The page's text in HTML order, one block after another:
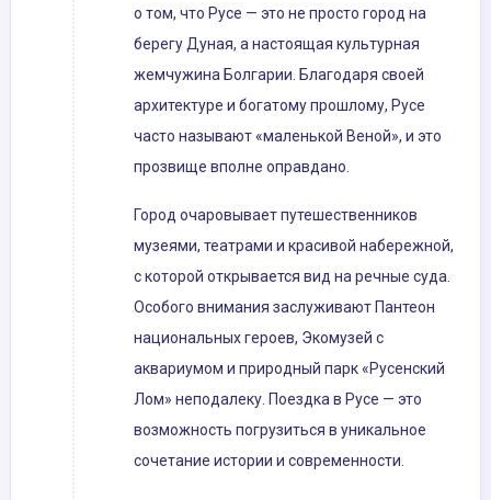
о том, что Русе — это не просто город на
берегу Дуная, а настоящая культурная
жемчужина Болгарии. Благодаря своей
архитектуре и богатому прошлому, Русе
часто называют «маленькой Веной», и это
прозвище вполне оправдано.
Город очаровывает путешественников
музеями, театрами и красивой набережной,
с которой открывается вид на речные суда.
Особого внимания заслуживают Пантеон
национальных героев, Экомузей с
аквариумом и природный парк «Русенский
Лом» неподалеку. Поездка в Русе — это
возможность погрузиться в уникальное
сочетание истории и современности.